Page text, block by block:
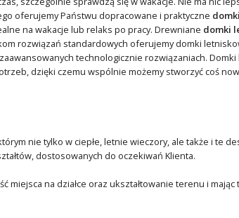
oferujemy Państwu dopracowane i praktyczne
na wakacje lub relaks po pracy. Drewniane domki
rozwiązań standardowych oferujemy domki
technologicznie rozwiązaniach.
dzięki czemu wspólnie możemy stworzyć coś
nie tylko w ciepłe, letnie wieczory, ale także i te
dostosowanych do oczekiwań Klienta.
na działce oraz ukształtowanie terenu i mając